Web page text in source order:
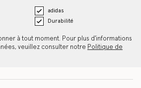
adidas
Durabilité
à tout moment. Pour plus d'informations
veuillez consulter notre Politique de